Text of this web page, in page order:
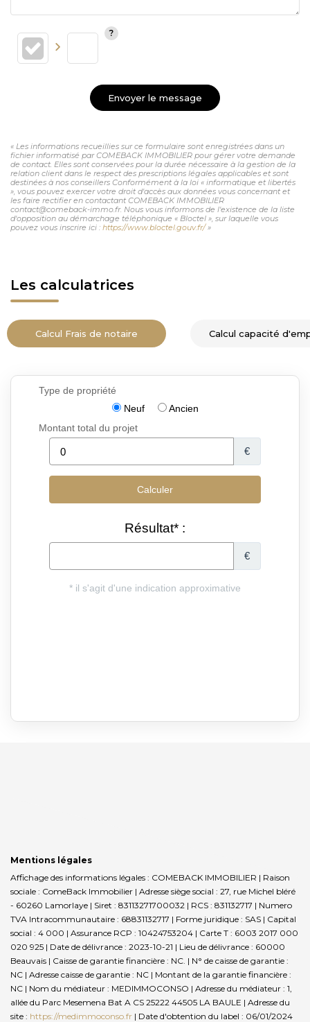
Envoyer le message
« Les informations recueillies sur ce formulaire sont enregistrées dans un
fichier informatisé par COMEBACK IMMOBILIER pour gérer votre demande
de contact. Elles sont conservées pour la durée nécessaire à la gestion de la
relation client dans le respect des prescriptions légales applicables et sont
destinées à nos conseillers Conformément à la loi « informatique et libertés
», vous pouvez exercer votre droit d'accès aux données vous concernant et
les faire rectifier en contactant COMEBACK IMMOBILIER
contact@comeback-immo.fr. Nous vous informons de l'existence de la liste
d'opposition au démarchage téléphonique « Bloctel », sur laquelle vous
pouvez vous inscrire ici : https://www.bloctel.gouv.fr/»
Les calculatrices
Calcul Frais de notaire Calcul capacité
Mentions légales
Affichage des informations légales : COMEBACK IMMOBILIER | Raison
sociale : ComeBack Immobilier | Adresse siège social : 27, rue Michel bléré
- 60260 Lamorlaye | Siret : 83113271700032 | RCS : 831132717 | Numero
TVA Intracommunautaire : 68831132717 | Forme juridique : SAS | Capital
social : 4 000 | Assurance RCP : 10424753204 | Carte T : 6003 2017 000
020 925 | Date de délivrance : 2023-10-21 | Lieu de délivrance : 60000
Beauvais | Caisse de garantie financière : NC. | N° de caisse de garantie :
NC | Adresse caisse de garantie : NC | Montant de la garantie financière :
NC | Nom du médiateur : MEDIMMOCONSO | Adresse du médiateur : 1,
allée du Parc Mesemena Bat A CS 25222 44505 LA BAULE | Adresse du
site : https://medimmoconso.fr | Date d'obtention du label : 06/01/2024